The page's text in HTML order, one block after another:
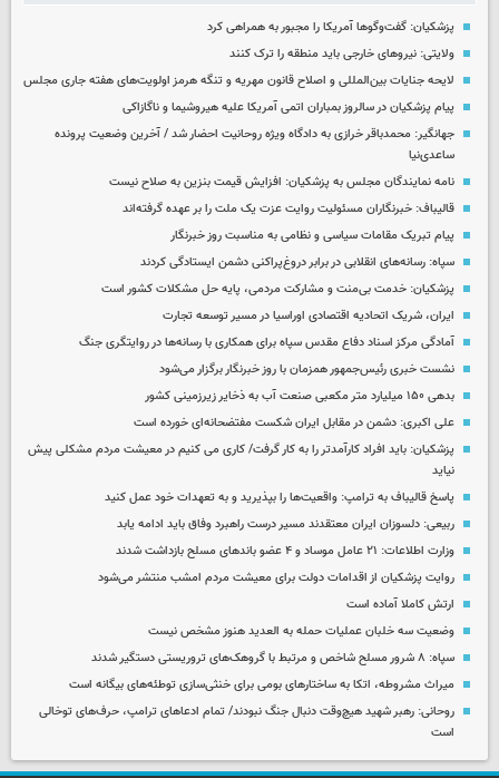
پزشکیان: گفت‌وگوها آمریکا را مجبور به همراهی کرد
ولایتی: نیروهای خارجی باید منطقه را ترک کنند
لایحه جنایات بین‌المللی و اصلاح قانون مهریه و تنگه هرمز اولویت‌های هفته جاری مجلس
پیام پزشکیان در سالروز بمباران اتمی آمریکا علیه هیروشیما و ناگازاکی
جهانگیر: محمدباقر خرازی به دادگاه ویژه روحانیت احضار شد / آخرین وضعیت پرونده
ساعدی‌نیا
نامه نمایندگان مجلس به پزشکیان: افزایش قیمت بنزین به صلاح نیست
قالیباف: خبرنگاران مسئولیت روایت عزت یک ملت را بر عهده گرفته‌اند
پیام تبریک مقامات سیاسی و نظامی به مناسبت روز خبرنگار
سپاه: رسانه‌های انقلابی در برابر دروغ‌پراکنی دشمن ایستادگی کردند
پزشکیان: خدمت بی‌منت و مشارکت مردمی، پایه حل مشکلات کشور است
ایران، شریک اتحادیه اقتصادی اوراسیا در مسیر توسعه تجارت
آمادگی مرکز اسناد دفاع مقدس سپاه برای همکاری با رسانه‌ها در روایتگری جنگ
نشست خبری رئیس‌جمهور همزمان با روز خبرنگار برگزار می‌شود
بدهی ۱۵۰ میلیارد متر مکعبی صنعت آب به ذخایر زیرزمینی کشور
علی اکبری: دشمن در مقابل ایران شکست مفتضحانه‌ای خورده است
پزشکیان: باید افراد کارآمدتر را به کار گرفت/ کاری می کنیم در معیشت مردم مشکلی پیش
نیاید
پاسخ قالیباف به ترامپ: واقعیت‌ها را بپذیرید و به تعهدات خود عمل کنید
ربیعی: دلسوزان ایران معتقدند مسیر درست راهبرد وفاق باید ادامه یابد
وزارت اطلاعات: ۲۱ عامل موساد و ۴ عضو باندهای مسلح بازداشت شدند
روایت پزشکیان از اقدامات دولت برای معیشت مردم امشب منتشر می‌شود
ارتش کاملا آماده است
وضعیت سه خلبان عملیات حمله به العدید هنوز مشخص نیست
سپاه: ۸ شرور مسلح شاخص و مرتبط با گروهک‌های تروریستی دستگیر شدند
میراث مشروطه، اتکا به ساختارهای بومی برای خنثی‌سازی توطئه‌های بیگانه است
روحانی: رهبر شهید هیچ‌وقت دنبال جنگ نبودند/ تمام ادعاهای ترامپ، حرف‌های توخالی
است